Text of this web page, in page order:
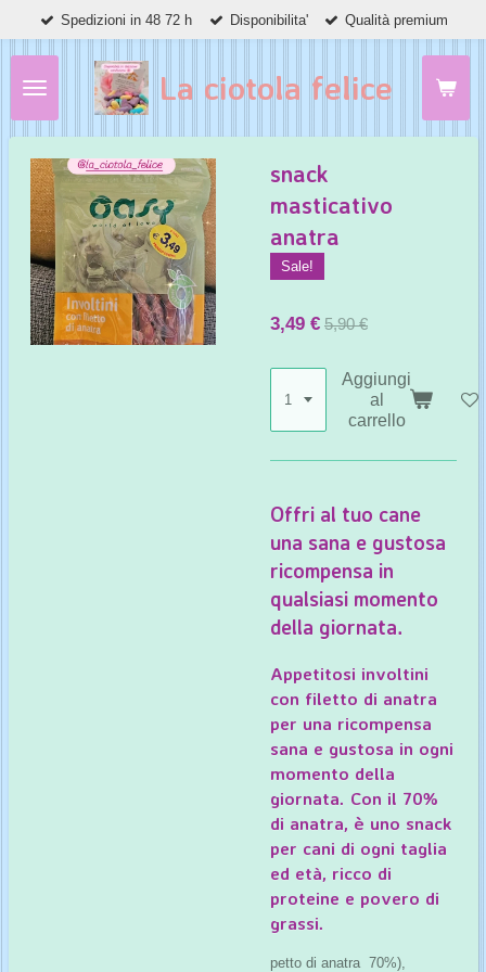
principale
La ciotola felice
Spedizioni in 48 72 h Disponibilita' Qualità premium
snack
masticativo
anatra
Sale!
3,49 € 5,90 €
Aggiungi
al
carrello
Offri al tuo cane
una sana e gustosa
ricompensa in
qualsiasi momento
della giornata.
Appetitosi involtini
con filetto di anatra
per una ricompensa
sana e gustosa in ogni
momento della
giornata. Con il 70%
di anatra, è uno snack
per cani di ogni taglia
ed età, ricco di
proteine e povero di
grassi.
petto di anatra 70%),